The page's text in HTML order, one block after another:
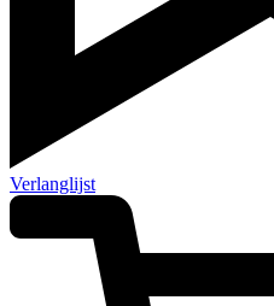
Verlanglijst